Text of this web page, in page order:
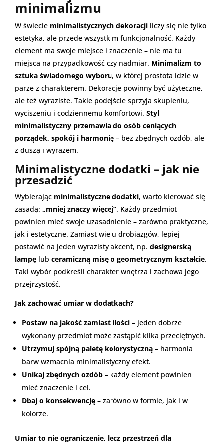
minimalizmu
W świecie minimalistycznych dekoracji liczy się nie tylko
estetyka, ale przede wszystkim funkcjonalność. Każdy
element ma swoje miejsce i znaczenie – nie ma tu
miejsca na przypadkowość czy nadmiar. Minimalizm to
sztuka świadomego wyboru, w której prostota idzie w
parze z charakterem. Dekoracje powinny być użyteczne,
ale też wyraziste. Takie podejście sprzyja skupieniu,
wyciszeniu i codziennemu komfortowi. Styl
minimalistyczny przemawia do osób ceniących
porządek, spokój i harmonię – bez zbędnych ozdób, ale
z duszą i wyrazem.
Minimalistyczne dodatki – jak nie
przesadzić
Wybierając minimalistyczne dodatki, warto kierować się
zasadą: „mniej znaczy więcej”. Każdy przedmiot
powinien mieć swoje uzasadnienie – zarówno praktyczne,
jak i estetyczne. Zamiast wielu drobiazgów, lepiej
postawić na jeden wyrazisty akcent, np. designerską
lampę lub ceramiczną misę o geometrycznym kształcie.
Taki wybór podkreśli charakter wnętrza i zachowa jego
przejrzystość.
Jak zachować umiar w dodatkach?
Postaw na jakość zamiast ilości – jeden dobrze
wykonany przedmiot może zastąpić kilka przeciętnych.
Utrzymuj spójną paletę kolorystyczną – harmonia
barw wzmacnia minimalistyczny efekt.
Unikaj zbędnych ozdób – każdy element powinien
mieć znaczenie i cel.
Dbaj o konsekwencję – zarówno w formie, jak i w
kolorze.
Umiar to nie ograniczenie, lecz przestrzeń dla